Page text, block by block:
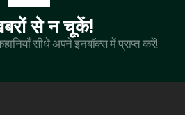
से न चूकें!
सीधे अपने इनबॉक्स में प्राप्त करें!